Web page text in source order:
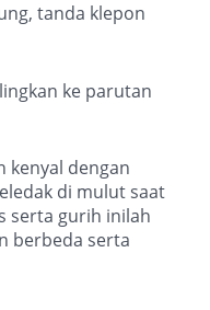
tanda klepon
ke parutan
kenyal dengan
di mulut saat
serta gurih inilah
berbeda serta